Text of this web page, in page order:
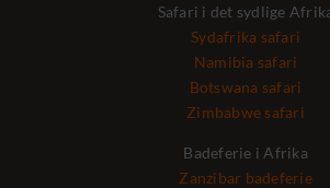
Safari i det sydlige
Sydafrika safari
Namibia safari
Botswana safari
Zimbabwe safari
Badeferie i Afrika
Zanzibar badeferie